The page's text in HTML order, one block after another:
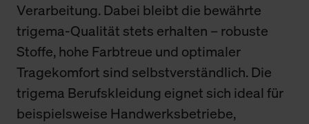
Verarbeitung. Dabei bleibt die bewährte
trigema-Qualität stets erhalten – robuste
Stoffe, hohe Farbtreue und optimaler
Tragekomfort sind selbstverständlich. Die
trigema Berufskleidung eignet sich ideal für
beispielsweise Handwerksbetriebe,